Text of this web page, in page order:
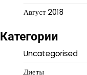
Август 2018
Категории
Uncategorised
Диеты